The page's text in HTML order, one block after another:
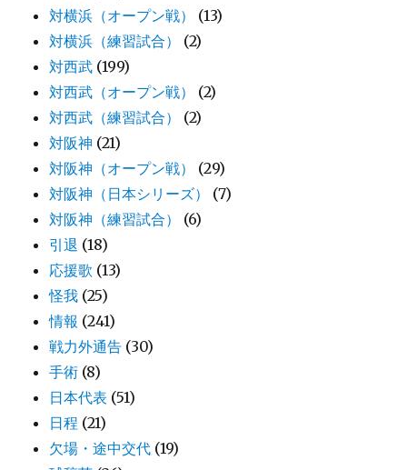
対横浜（オープン戦）
(13)
対横浜（練習試合）
(2)
対西武 (199)
対西武（オープン戦）
(2)
対西武（練習試合）
(2)
対阪神 (21)
対阪神（オープン戦）
(29)
対阪神（日本シリーズ）
(7)
対阪神（練習試合）
(6)
引退 (18)
応援歌 (13)
怪我 (25)
情報 (241)
戦力外通告 (30)
手術 (8)
日本代表 (51)
日程 (21)
欠場・途中交代 (19)